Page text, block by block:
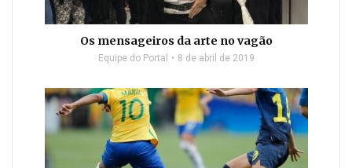
Os mensageiros da arte no vagão
Equipe do Portal 8 de abril de 2019